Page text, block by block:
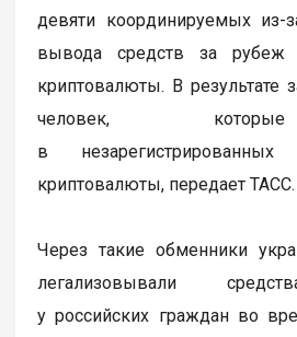
девяти координируемых из-
вывода средств за рубеж
криптовалюты. В результате
человек,
в
криптовалюты, передает ТАСС.
Через такие обменники
легализовывали
у российских граждан во